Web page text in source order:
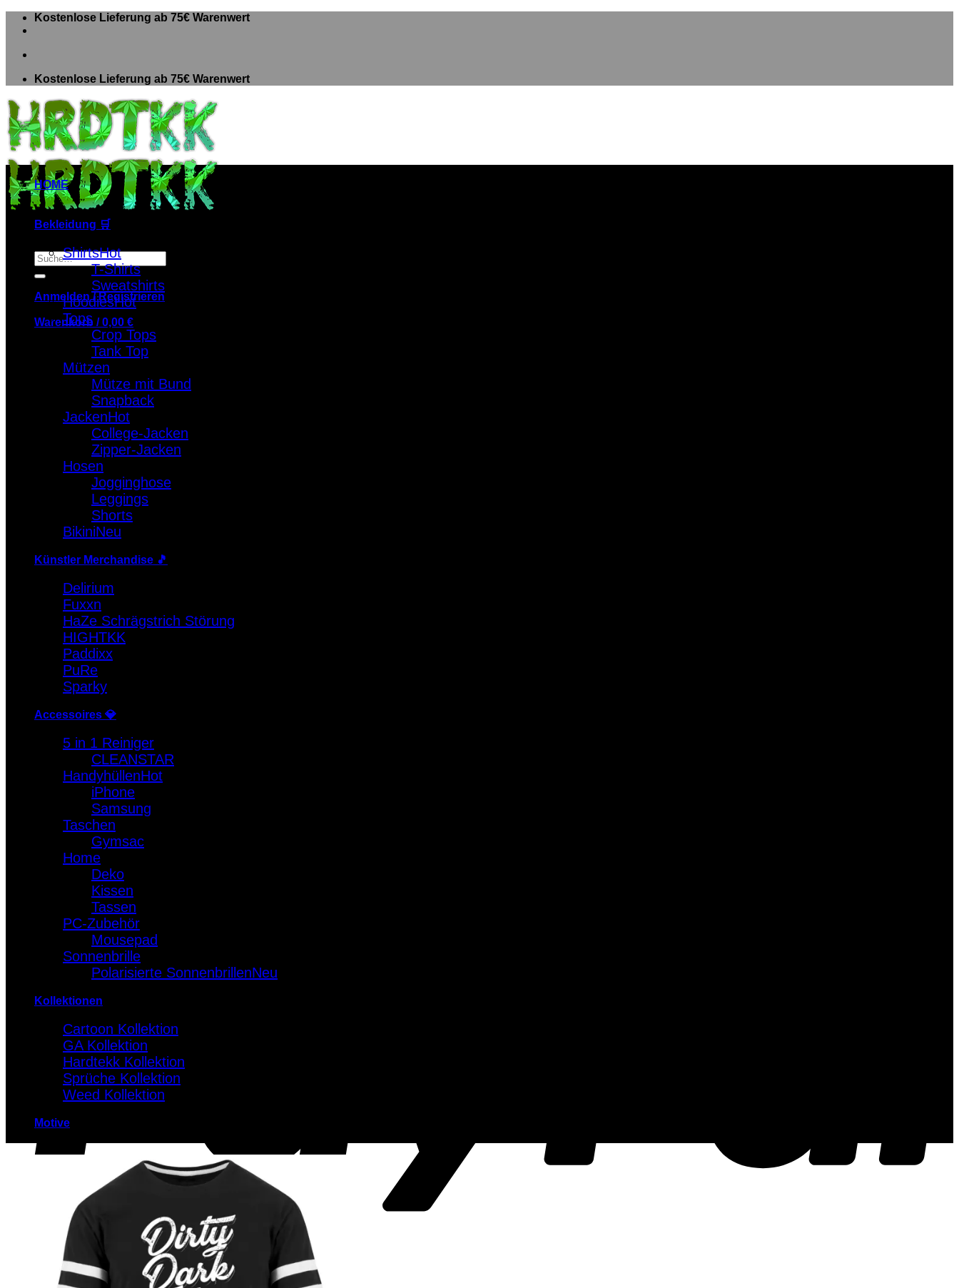
Zum
Inhalt
Kostenlose Lieferung ab 75€ Warenwert
Kostenlose Lieferung ab 75€ Warenwert
Suche
nach:
Anmelden / Registrieren
Warenkorb /0,00 €
Warenkorb
Es befinden sich keine Produkte im Warenkorb.
HOME
Bekleidung 🛒
Shirts
T-Shirts
Sweatshirts
Hoodies
Tops
Crop Tops
Tank Top
Mützen
Mütze mit Bund
Snapback
Jacken
College-Jacken
Zipper-Jacken
Hosen
Jogginghose
Leggings
Shorts
Bikini
Künstler Merchandise 🎵
Delirium
Fuxxn
HaZe Schrägstrich Störung
HIGHTKK
Paddixx
PuRe
Sparky
Accessoires 💎
5 in 1 Reiniger
CLEANSTAR
Handyhüllen
iPhone
Samsung
Taschen
Gymsac
Home
Deko
Kissen
Tassen
PC-Zubehör
Mousepad
Sonnenbrille
Polarisierte Sonnenbrillen
Kollektionen
Cartoon Kollektion
GA Kollektion
Hardtekk Kollektion
Sprüche Kollektion
Weed Kollektion
Motive